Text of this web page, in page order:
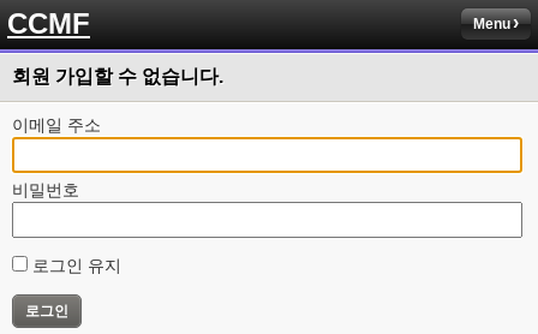
CCMF Menu
회원 가입할 수 없습니다.
이메일 주소
비밀번호
로그인 유지